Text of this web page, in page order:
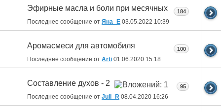
Эфирные масла и боли при месячных
Последнее сообщение от Яна_Е 03.05.2022 10:39
184
Аромасмеси для автомобиля
Последнее сообщение от Arti 01.06.2020 15:18
100
Составление духов - 2
Последнее сообщение от Juli_R 08.04.2020 16:26
95